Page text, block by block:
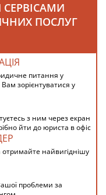
ПОСЛУГ
питання у
зорієнтуватися у
з ним через екран
йти до юриста в офіс
найвигіднішу
проблеми за